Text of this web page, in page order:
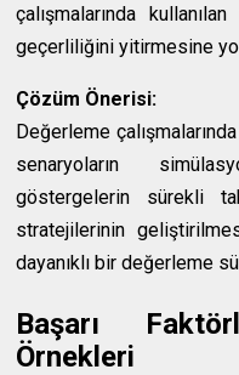
çalışmalarında
geçerliliğini yitirmesine
Çözüm Önerisi:
Değerleme
senaryoların
göstergelerin sürekli
stratejilerinin
dayanıklı bir değerleme
Başarı
Örnekleri